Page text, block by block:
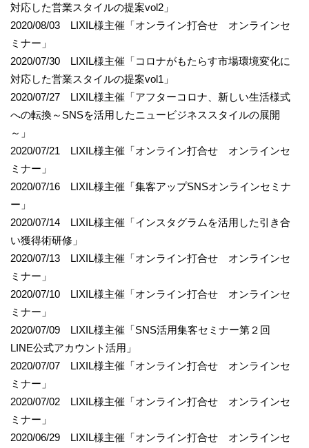
対応した営業スタイルの提案vol2」
2020/08/03 LIXIL様主催「オンライン打合せ オンラインセ
ミナー」
2020/07/30 LIXIL様主催「コロナがもたらす市場環境変化に
対応した営業スタイルの提案vol1」
2020/07/27 LIXIL様主催「アフターコロナ、新しい生活様式
への転換～SNSを活用したニュービジネススタイルの展開
～」
2020/07/21 LIXIL様主催「オンライン打合せ オンラインセ
ミナー」
2020/07/16 LIXIL様主催「集客アップSNSオンラインセミナ
ー」
2020/07/14 LIXIL様主催「インスタグラムを活用した引き合
い獲得術研修」
2020/07/13 LIXIL様主催「オンライン打合せ オンラインセ
ミナー」
2020/07/10 LIXIL様主催「オンライン打合せ オンラインセ
ミナー」
2020/07/09 LIXIL様主催「SNS活用集客セミナー第２回
LINE公式アカウント活用」
2020/07/07 LIXIL様主催「オンライン打合せ オンラインセ
ミナー」
2020/07/02 LIXIL様主催「オンライン打合せ オンラインセ
ミナー」
2020/06/29 LIXIL様主催「オンライン打合せ オンラインセ